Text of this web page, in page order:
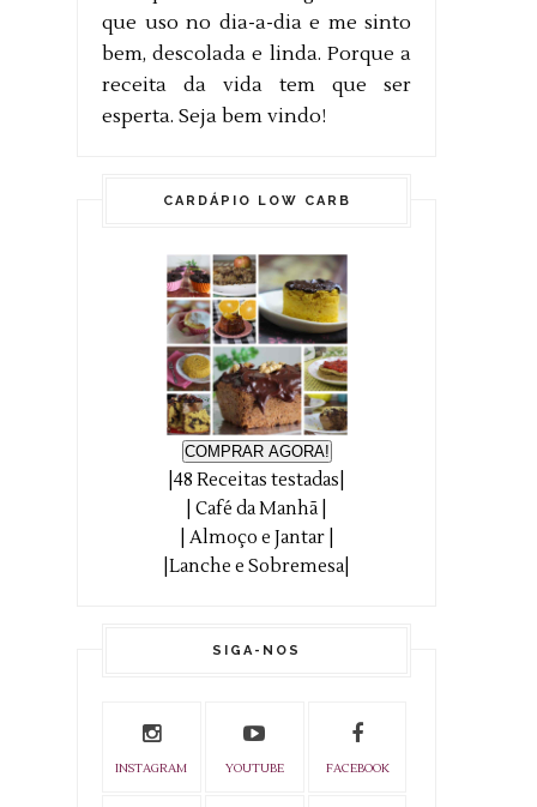
que uso no dia-a-dia e me sinto
bem, descolada e linda. Porque a
receita da vida tem que ser
esperta. Seja bem vindo!
CARDÁPIO LOW CARB
COMPRAR AGORA!
|48 Receitas testadas|
| Café da Manhã |
| Almoço e Jantar |
|Lanche e Sobremesa|
SIGA-NOS
INSTAGRAM YOUTUBE FACEBOOK